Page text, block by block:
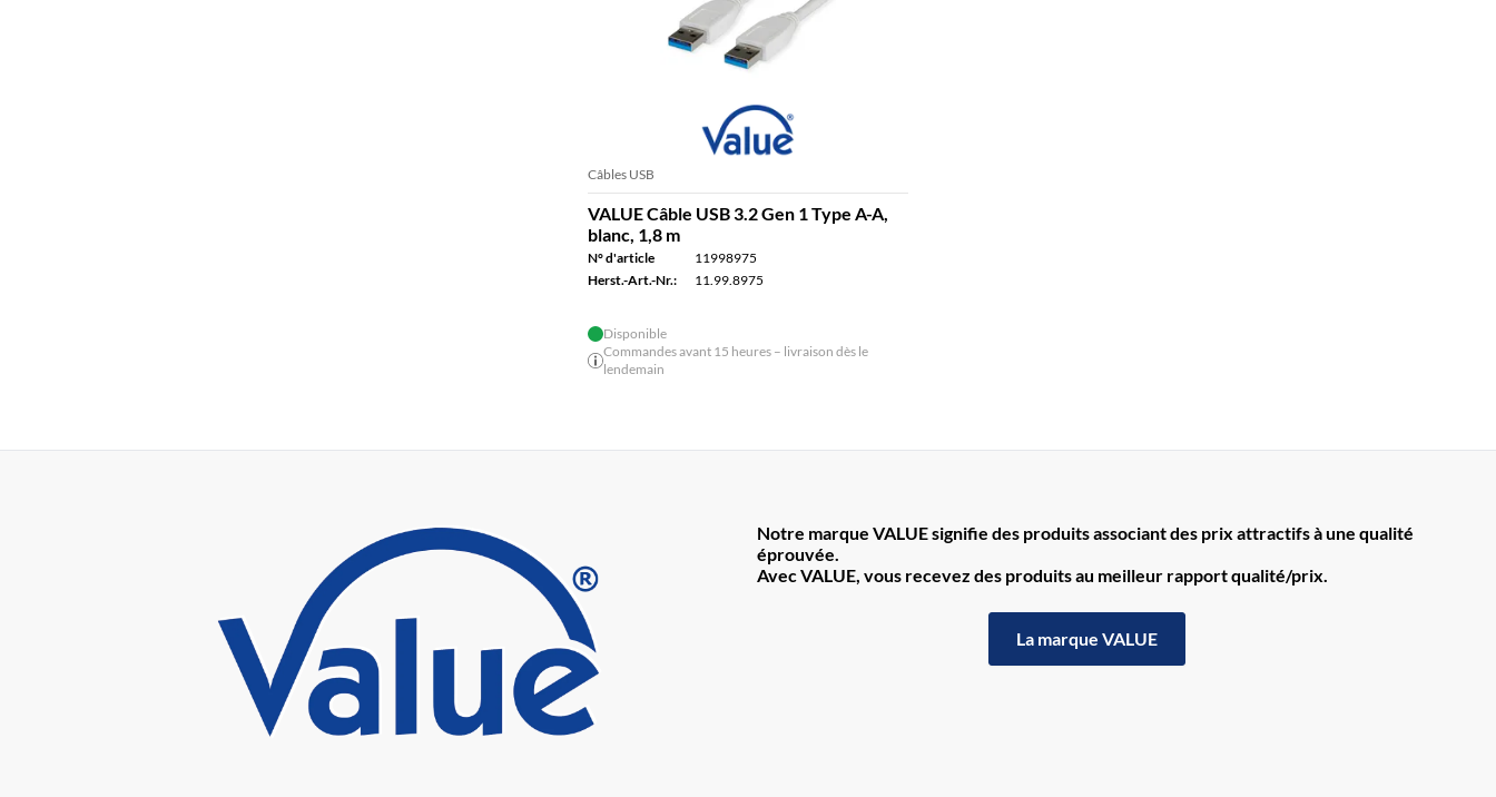
Câbles USB
VALUE Câble USB 3.2 Gen 1 Type A-A,
blanc, 1,8 m
N° d'article
11998975
Herst.-Art.-Nr.:
11.99.8975
Disponible
Commandes avant 15 heures – livraison dès le
lendemain
Notre marque VALUE signifie des produits associant des prix attractifs à une qualité
éprouvée.
Avec VALUE, vous recevez des produits au meilleur rapport qualité/prix.
La marque VALUE